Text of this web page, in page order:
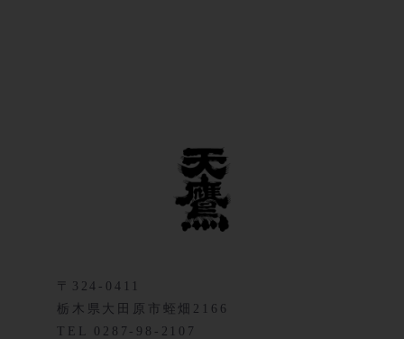
〒324-0411
栃木県大田原市蛭畑2166
TEL 0287-98-2107